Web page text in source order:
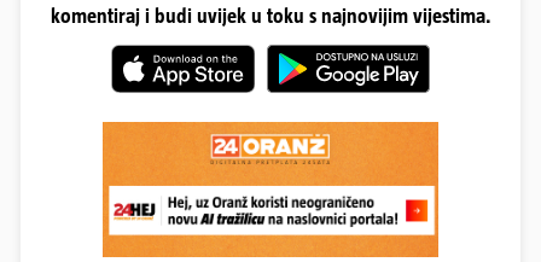
komentiraj i budi uvijek u toku s najnovijim vijestima.